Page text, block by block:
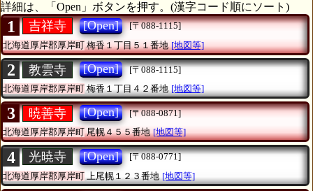
詳細は、「Open」ボタンを押す。(漢字コード順にソート)
1 吉祥寺 [Open]
[〒088-1115]
北海道厚岸郡厚岸町梅香１丁目５１番地 [地図等]
2 教雲寺 [Open]
[〒088-1115]
北海道厚岸郡厚岸町梅香１丁目４２番地 [地図等]
3 暁善寺 [Open]
[〒088-0871]
北海道厚岸郡厚岸町尾幌４５５番地 [地図等]
4 光暁寺 [Open]
[〒088-0771]
北海道厚岸郡厚岸町 上尾幌１２３番地 [地図等]